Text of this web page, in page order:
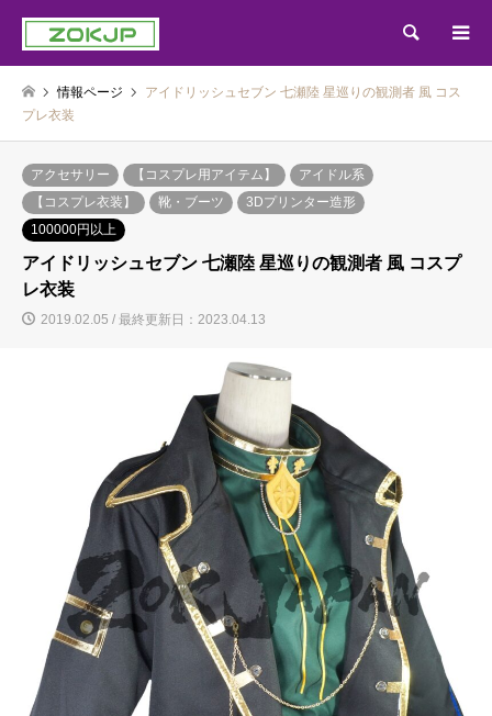
検索
情報ページ
アイドリッシュセブン 七瀬陸 星巡りの観測者 風 コス
プレ衣装
アクセサリー 【コスプレ用アイテム】
アイドル系
【コスプレ衣装】
靴・ブーツ
3Dプリンター造形
100000円以上
アイドリッシュセブン 七瀬陸 星巡りの観測者 風 コスプ
レ衣装
2019.02.05 / 最終更新日：2023.04.13